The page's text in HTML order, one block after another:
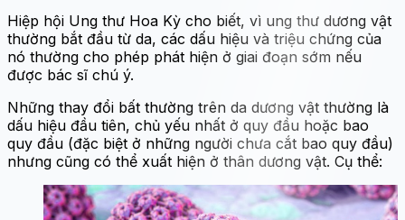
Hiệp hội Ung thư Hoa Kỳ cho biết, vì ung thư dương vật
thường bắt đầu từ da, các dấu hiệu và triệu chứng của
nó thường cho phép phát hiện ở giai đoạn sớm nếu
được bác sĩ chú ý.
Những thay đổi bất thường trên da dương vật thường là
dấu hiệu đầu tiên, chủ yếu nhất ở quy đầu hoặc bao
quy đầu (đặc biệt ở những người chưa cắt bao quy đầu)
nhưng cũng có thể xuất hiện ở thân dương vật. Cụ thể: